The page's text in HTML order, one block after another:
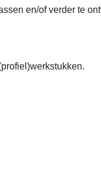
en/of verder te